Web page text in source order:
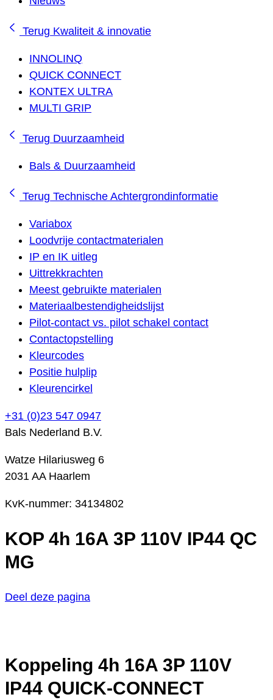
Terug Kwaliteit & innovatie
INNOLINQ
QUICK CONNECT
KONTEX ULTRA
MULTI GRIP
Terug Duurzaamheid
Bals & Duurzaamheid
Terug Technische Achtergrondinformatie
Variabox
Loodvrije contactmaterialen
IP en IK uitleg
Uittrekkrachten
Meest gebruikte materialen
Materiaalbestendigheidslijst
Pilot-contact vs. pilot schakel contact
Contactopstelling
Kleurcodes
Positie hulplip
Kleurencirkel
+31 (0)23 547 0947
Bals Nederland B.V.
Watze Hilariusweg 6
2031 AA Haarlem
KvK-nummer: 34134802
KOP 4h 16A 3P 110V IP44 QC
MG
Deel deze pagina
Koppeling 4h 16A 3P 110V
IP44 QUICK-CONNECT